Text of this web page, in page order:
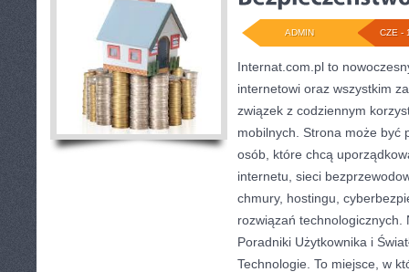
CZE -
ADMIN
Internat.com.pl to
internetowi oraz wszystkim
związek z codziennym
mobilnych. Strona może być
osób, które chcą
internetu, sieci
chmury, hostingu,
rozwiązań technologicznych.
Poradniki Użytkownika i
Technologie. To miejsce, w